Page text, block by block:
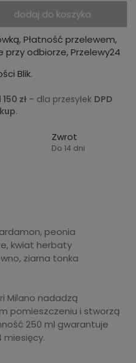
dodaj do koszyka
Płatność przelewem,
przy odbiorze, Przelewy24
Blik.
zł – dla przesyłek DPD
.
Zwrot
Do 14 dni
peonia
kwiat herbaty
ziarna tonka
Milano nadadzą
pomieszczeniu i stworzą
250 ml gwarantuje
miesięcy.